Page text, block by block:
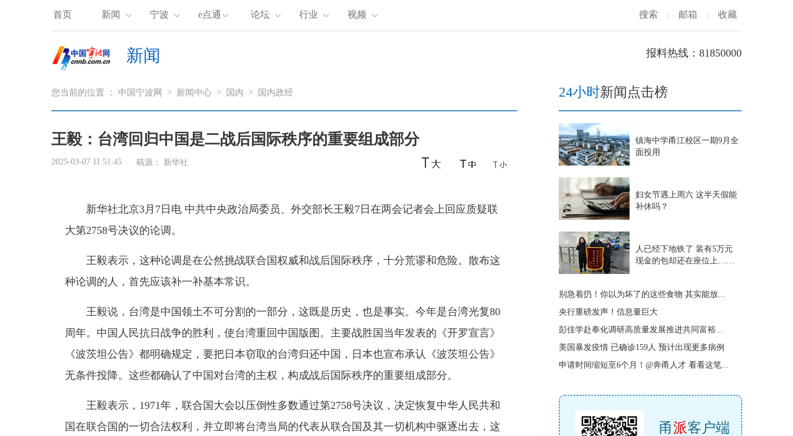
首页 新闻 宁波 e点通 论坛 行业 视频 搜索 | 邮箱 | 收藏
新闻 报料热线：81850000
您当前的位置 ： 中国宁波网 > 新闻中心 > 国内 > 国内政经
王毅：台湾回归中国是二战后国际秩序的重要组成部分
2025-03-07 11:51:45 稿源： 新华社
新华社北京3月7日电 中共中央政治局委员、外交部长王毅7日在两会记者会上回应质疑联
大第2758号决议的论调。
王毅表示，这种论调是在公然挑战联合国权威和战后国际秩序，十分荒谬和危险。散布这
种论调的人，首先应该补一补基本常识。
王毅说，台湾是中国领土不可分割的一部分，这既是历史，也是事实。今年是台湾光复80
周年。中国人民抗日战争的胜利，使台湾重回中国版图。主要战胜国当年发表的《开罗宣言》
《波茨坦公告》都明确规定，要把日本窃取的台湾归还中国，日本也宣布承认《波茨坦公告》
无条件投降。这些都确认了中国对台湾的主权，构成战后国际秩序的重要组成部分。
王毅表示，1971年，联合国大会以压倒性多数通过第2758号决议，决定恢复中华人民共和
国在联合国的一切合法权利，并立即将台湾当局的代表从联合国及其一切机构中驱逐出去，这
24小时新闻点击榜
镇海中学甬江校区一期9月全
面投用
妇女节遇上周六 这半天假能
补休吗？
人已经下地铁了 装有5万元
现金的包却还在座位上……
别急着扔！你以为坏了的这些食物 其实能放...
央行重磅发声！信息量巨大
彭佳学赴奉化调研高质量发展推进共同富裕...
美国暴发疫情 已确诊159人 预计出现更多病例
申请时间缩短至6个月！@奔甬人才 看看这笔...
甬派客户端